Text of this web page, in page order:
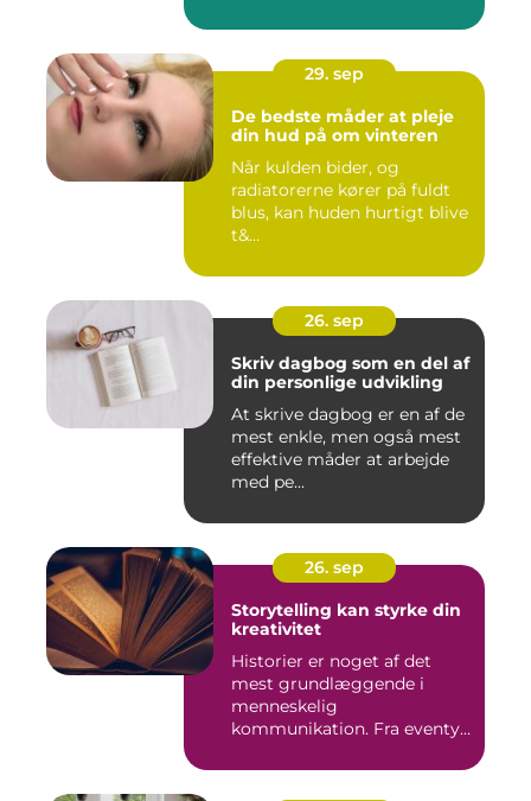
29. sep
De bedste måder at pleje
din hud på om vinteren
Når kulden bider, og
radiatorerne kører på fuldt
blus, kan huden hurtigt blive
t&...
26. sep
Skriv dagbog som en del af
din personlige udvikling
At skrive dagbog er en af de
mest enkle, men også mest
effektive måder at arbejde
med pe...
26. sep
Storytelling kan styrke din
kreativitet
Historier er noget af det
mest grundlæggende i
menneskelig
kommunikation. Fra eventyr